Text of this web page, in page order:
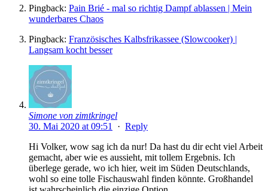
Pingback: Pain Brié - mal so richtig Dampf ablassen | Mein
wunderbares Chaos
Pingback: Französisches Kalbsfrikassee (Slowcooker) |
Langsam kocht besser
Simone von zimtkringel
30. Mai 2020 at 09:51
· Reply
Hi Volker, wow sag ich da nur! Da hast du dir echt viel Arbeit
gemacht, aber wie es aussieht, mit tollem Ergebnis. Ich
überlege gerade, wo ich hier, weit im Süden Deutschlands,
wohl so eine tolle Fischauswahl finden könnte. Großhandel